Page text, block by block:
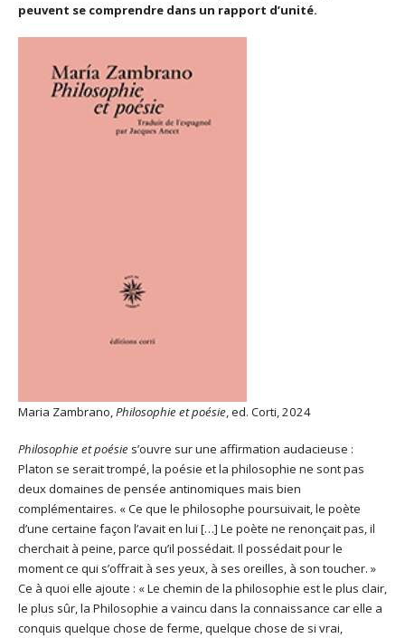
peuvent se comprendre dans un rapport d’unité.
Maria Zambrano,Philosophie et poésie, ed. Corti, 2024
Philosophie et poésie s’ouvre sur une affirmation audacieuse :
Platon se serait trompé, la poésie et la philosophie ne sont pas
deux domaines de pensée antinomiques mais bien
complémentaires. « Ce que le philosophe poursuivait, le poète
d’une certaine façon l’avait en lui […] Le poète ne renonçait pas, il
cherchait à peine, parce qu’il possédait. Il possédait pour le
moment ce qui s’offrait à ses yeux, à ses oreilles, à son toucher. »
Ce à quoi elle ajoute : « Le chemin de la philosophie est le plus clair,
le plus sûr, la Philosophie a vaincu dans la connaissance car elle a
conquis quelque chose de ferme, quelque chose de si vrai,